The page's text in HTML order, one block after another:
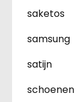
saketos
samsung
satijn
schoenen